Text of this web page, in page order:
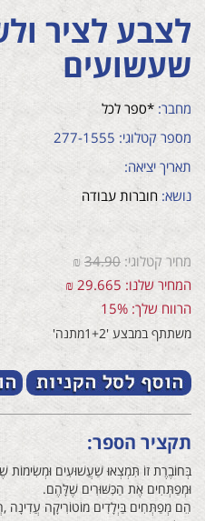
לצבע לציר
שעשועים
מחבר: *ספר לכל
מספר קטלוגי: 277-1555
תאריך יציאה:
נושא: חוברות עבודה
מחיר קטלוגי: 34.90
₪
המחיר שלנו: 29.665 ₪
הרווח שלך: 15%
משתתף במבצע '1+2מתנה'
תקציר הספר:
בְּחוֹבֶרֶת‭ ‬זוֹ‭ ‬תִּמְצְאוּ‭ ‬שַׁעֲשׁוּעִים‭ ‬וּמְשִׂימוֹת‭ ‬שֶׁמַּתְאִימִים‭ ‬לְיַלְדֵי‭ ‬גִּיל‭ ‬הַגָּן‭ ‬וּבֵית‭ ‬הַסֵּפֶר‭,‬
וּמְפַתְּחִים‭ ‬אֶת‭ ‬הַכִּשּׁוּרִים‭ ‬שֶׁלָּהֶם‭.‬